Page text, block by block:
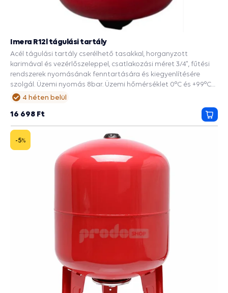
4 héten belül
Imera R12l tágulási tartály
Acél tágulási tartály cserélhető tasakkal, horganyzott
karimával és vezérlőszeleppel, csatlakozási méret 3/4", fűtési
rendszerek nyomásának fenntartására és kiegyenlítésére
szolgál. Üzemi nyomás 8bar. Üzemi hőmérséklet 0°C és +99°C
között.
16 698 Ft
-5%